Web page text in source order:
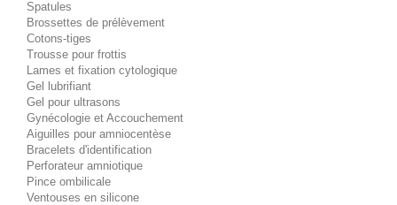
Spatules
Brossettes de prélèvement
Cotons-tiges
Trousse pour frottis
Lames et fixation cytologique
Gel lubrifiant
Gel pour ultrasons
Gynécologie et Accouchement
Aiguilles pour amniocentèse
Bracelets d'identification
Perforateur amniotique
Pince ombilicale
Ventouses en silicone